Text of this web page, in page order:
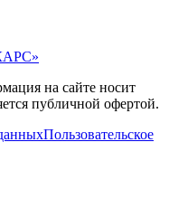
на сайте носит
публичной офертой.
Пользовательское